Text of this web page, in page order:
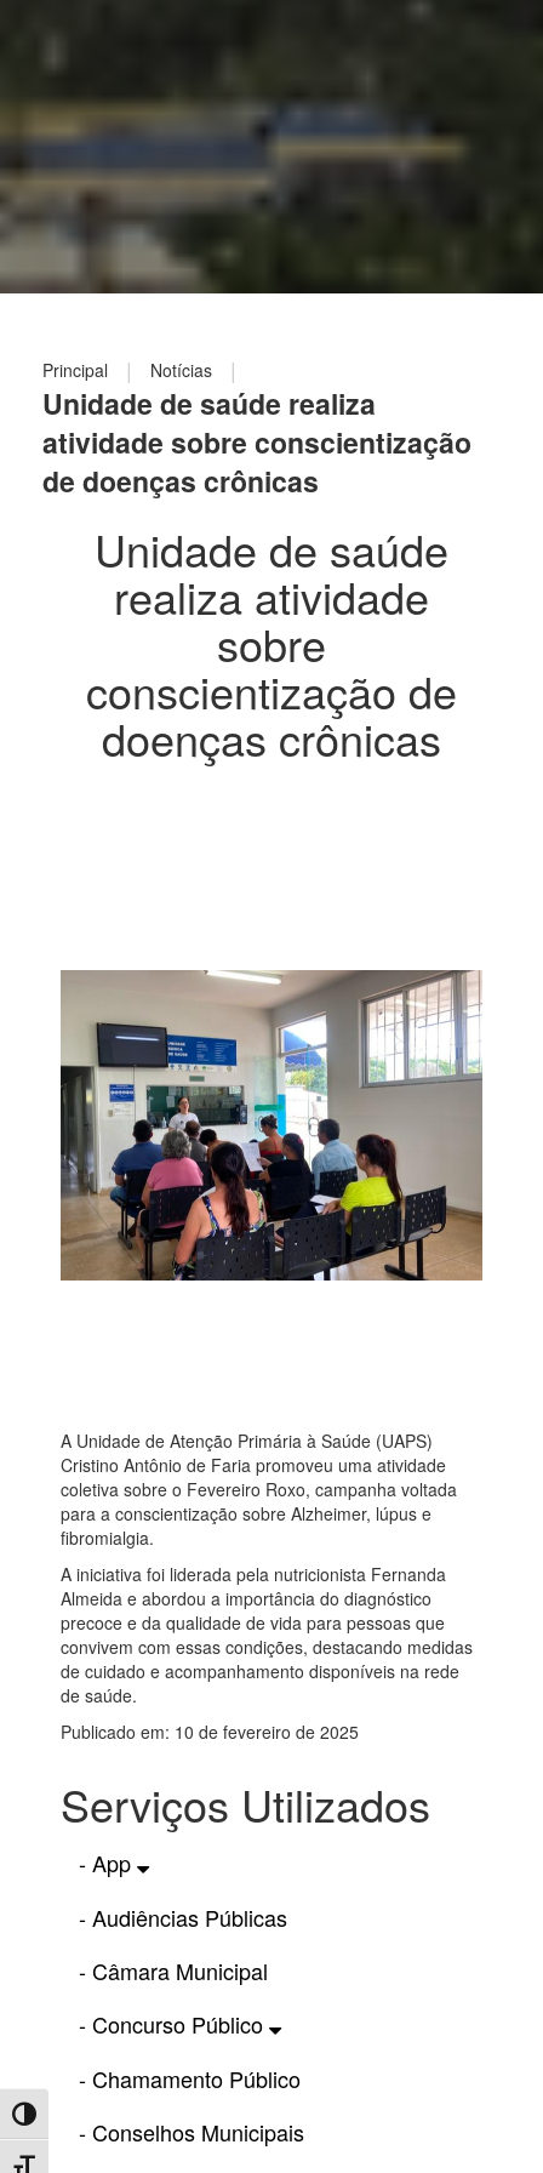
Toggle High Contrast
Principal | Notícias |
Unidade de saúde realiza
atividade sobre conscientização
de doenças crônicas
Unidade de saúde
realiza atividade
sobre
conscientização de
doenças crônicas
A Unidade de Atenção Primária à Saúde (UAPS)
Cristino Antônio de Faria promoveu uma atividade
coletiva sobre o Fevereiro Roxo, campanha voltada
para a conscientização sobre Alzheimer, lúpus e
fibromialgia.
A iniciativa foi liderada pela nutricionista Fernanda
Almeida e abordou a importância do diagnóstico
precoce e da qualidade de vida para pessoas que
convivem com essas condições, destacando medidas
de cuidado e acompanhamento disponíveis na rede
de saúde.
Publicado em: 10 de fevereiro de 2025
Serviços Utilizados
- App
- Audiências Públicas
- Câmara Municipal
- Concurso Público
- Chamamento Público
- Conselhos Municipais